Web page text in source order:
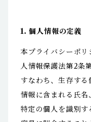
1. 個人情報の定義
本プライバシーポ
人情報保護法第2条
すなわち、生存す
情報に含まれる氏名
特定の個人を識別す